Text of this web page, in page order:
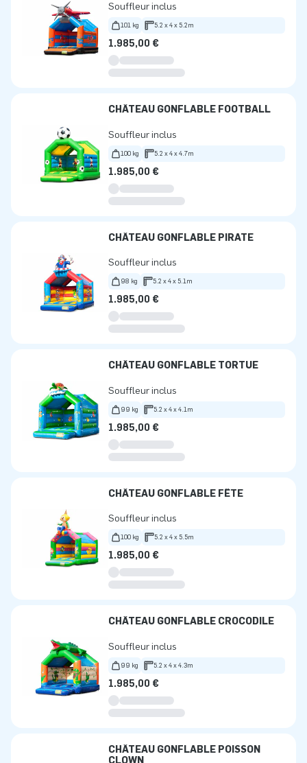
Souffleur inclus
101 kg 5.2 x 4 x 5.2m
1.985,00 €
CHÂTEAU GONFLABLE FOOTBALL
Souffleur inclus
100 kg 5.2 x 4 x 4.7m
1.985,00 €
CHÂTEAU GONFLABLE PIRATE
Souffleur inclus
98 kg 5.2 x 4 x 5.1m
1.985,00 €
CHÂTEAU GONFLABLE TORTUE
Souffleur inclus
99 kg 5.2 x 4 x 4.1m
1.985,00 €
CHÂTEAU GONFLABLE FÊTE
Souffleur inclus
100 kg 5.2 x 4 x 5.5m
1.985,00 €
CHÂTEAU GONFLABLE CROCODILE
Souffleur inclus
99 kg 5.2 x 4 x 4.3m
1.985,00 €
CHÂTEAU GONFLABLE POISSON
CLOWN